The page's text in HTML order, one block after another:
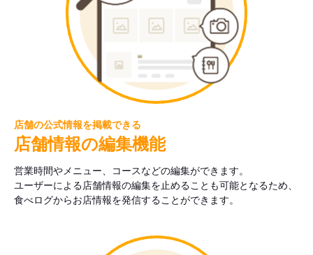
店舗の公式情報を掲載できる
店舗情報の編集機能
営業時間やメニュー、コースなどの編集ができます。
ユーザーによる店舗情報の編集を止めることも可能となるため、
食べログからお店情報を発信することができます。